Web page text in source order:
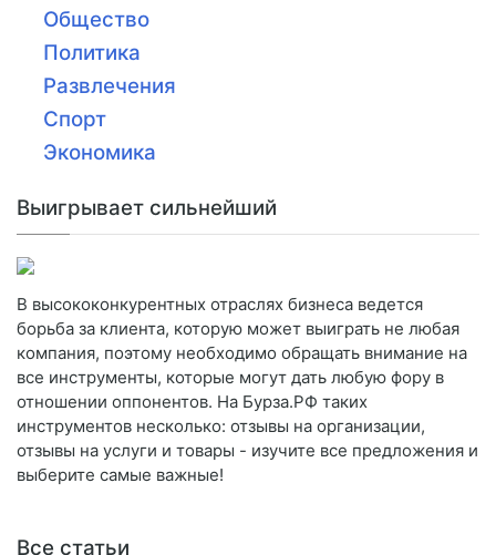
Общество
Политика
Развлечения
Спорт
Экономика
Выигрывает сильнейший
В высококонкурентных отраслях бизнеса ведется
борьба за клиента, которую может выиграть не любая
компания, поэтому необходимо обращать внимание на
все инструменты, которые могут дать любую фору в
отношении оппонентов. На Бурза.РФ таких
инструментов несколько: отзывы на организации,
отзывы на услуги и товары - изучите все предложения и
выберите самые важные!
Все статьи